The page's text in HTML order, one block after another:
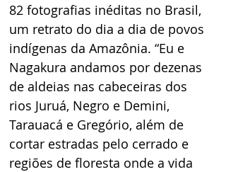
82 fotografias inéditas no Brasil,
um retrato do dia a dia de povos
indígenas da Amazônia. “Eu e
Nagakura andamos por dezenas
de aldeias nas cabeceiras dos
rios Juruá, Negro e Demini,
Tarauacá e Gregório, além de
cortar estradas pelo cerrado e
regiões de floresta onde a vida